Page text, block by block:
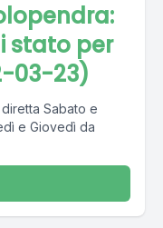
stato per
03-23)
Sabato e
e Giovedì da